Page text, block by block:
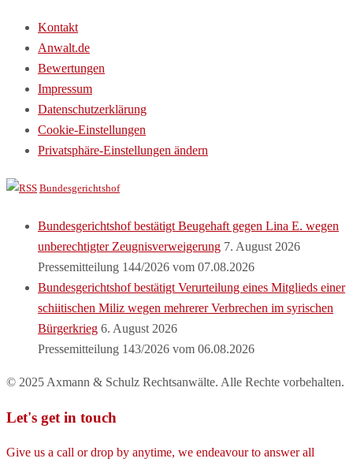
Kontakt
Anwalt.de
Bewertungen
Impressum
Datenschutzerklärung
Cookie-Einstellungen
Privatsphäre-Einstellungen ändern
Bundesgerichtshof
Bundesgerichtshof bestätigt Beugehaft gegen Lina E. wegen
unberechtigter Zeugnisverweigerung 7. August 2026
Pressemitteilung 144/2026 vom 07.08.2026
Bundesgerichtshof bestätigt Verurteilung eines Mitglieds einer
schiitischen Miliz wegen mehrerer Verbrechen im syrischen
Bürgerkrieg 6. August 2026
Pressemitteilung 143/2026 vom 06.08.2026
© 2025 Axmann & Schulz Rechtsanwälte. Alle Rechte vorbehalten.
Let's get in touch
Give us a call or drop by anytime, we endeavour to answer all